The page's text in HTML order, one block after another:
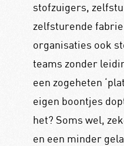
stofzuigers,
zelfsturende
organisaties ook
teams zonder
een zogeheten
eigen boontjes
het? Soms wel,
en een minder